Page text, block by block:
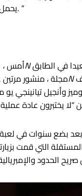
تقوم تحديث قائمة “الأكثر نفوذاً” تلقائيًا. “
في ليلة افتتاح معرض كتاب الفنون في نيويورك المطبوع (NYABF) في MOMA PS1 أمس ، 11 سبتمبر ، فاتني التفاعل تقريبًا في الطابق
مجلة ، منشور مرتين